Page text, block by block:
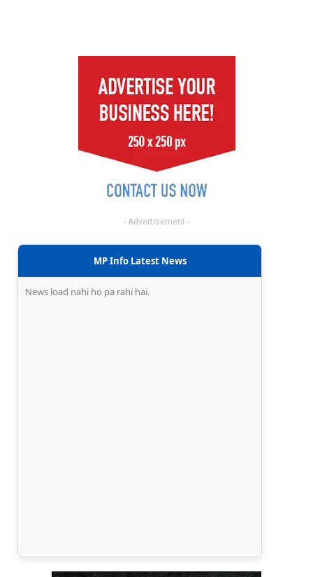
- Advertisement -
MP Info Latest News
News load nahi ho pa rahi hai.